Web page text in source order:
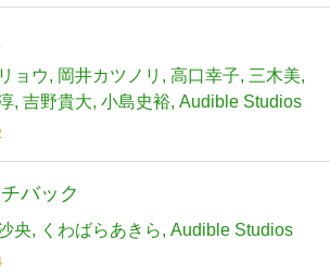
ョウ 岡井カツノリ 高口幸子 三木美
吉野貴大 小島史裕 Audible Studios
バック
央 くわばらあきら Audible Studios